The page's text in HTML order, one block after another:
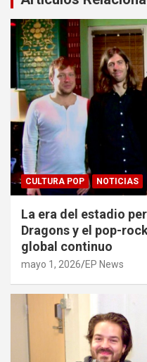
CULTURA POP NOTICIAS
La era del estadio
Dragons y el pop-
global continuo
mayo 1, 2026 EP News